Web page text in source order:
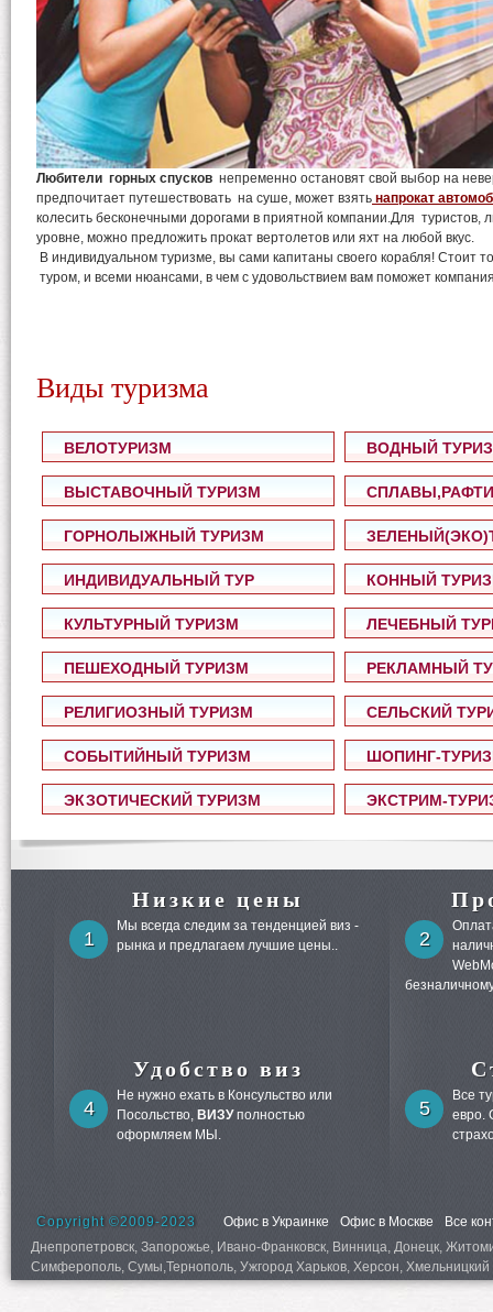
Любители горных спусков непременно остановят свой выбор на
предпочитает путешествовать на суше, может взять напрокат
колесить бесконечными дорогами в приятной компании.Для
уровне, можно предложить прокат вертолетов или яхт на любой вкус.
В индивидуальном туризме, вы сами капитаны своего корабля! Стоит
туром, и всеми нюансами, в чем с удовольствием вам поможет
Виды туризма
ВЕЛОТУРИЗМ ВОДНЫЙ
ВЫСТАВОЧНЫЙ ТУРИЗМ
ГОРНОЛЫЖНЫЙ ТУРИЗМ
ИНДИВИДУАЛЬНЫЙ ТУР КОННЫЙ
КУЛЬТУРНЫЙ ТУРИЗМ ЛЕЧЕБНЫЙ
ПЕШЕХОДНЫЙ ТУРИЗМ РЕКЛАМНЫЙ
РЕЛИГИОЗНЫЙ ТУРИЗМ СЕЛЬСКИЙ
СОБЫТИЙНЫЙ ТУРИЗМ ШОПИНГ-
ЭКЗОТИЧЕСКИЙ ТУРИЗМ ЭКСТРИМ-
Низкие цены
1
Мы всегда следим за тенденцией виз -
рынка и предлагаем лучшие цены..
2
Удобство виз
4
Не нужно ехать в Консульство или
Посольство, ВИЗУполностью
оформляем МЫ.
5
Все
евро.
Copyright ©2009-2023 Офис в Украинке Офис в Москве
Все
Днепропетровск, Запорожье, Ивано-Франковск, Винница, Донецк,
Симферополь, Сумы,Тернополь, Ужгород Харьков, Херсон,